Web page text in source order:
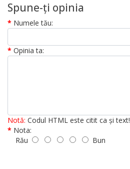
Spune-ţi opinia
Numele tău:
Opinia ta:
Notă: Codul HTML este citit ca şi text!
Nota:
Rău
Bun